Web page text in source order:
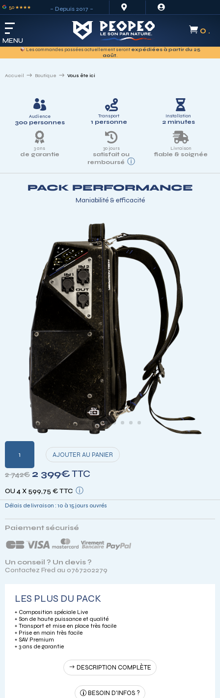
5,0 ★★★★ – Depuis 2017 –  
MENU
 0 .
Merci de votrecompréhension.
Accueil Boutique Vous ête ici

Audience
300 personnes

Transport
1 personne

Installation
2 minutes

3 ans
de garantie

30 jours
satisfait ou
remboursé ⓘ

Livraison
fiable & soignée
PACK PERFORMANCE
Maniabilité & efficacité
PACK
PERFORMANCE
AJOUTER AU PANIER
2 742€ Le
initial
était :
2
742€.
2 399€Le
prix
actuel
est :
2
399€.
TTC
OU 4 X 599,75 € TTC ⓘ
Délais de livraison : 10 à 15 jours ouvrés
Paiement sécurisé
Un conseil ? Un devis ?
Contactez Fred au 0767202279
LES PLUS DU PACK
+ Composition spéciale Live
+ Son de haute puissance et qualité
+ Transport et mise en place très facile
+ Prise en main très facile
+ SAV Premium
+ 3 ans de garantie
DESCRIPTION COMPLÈTE
BESOIN D'INFOS ?